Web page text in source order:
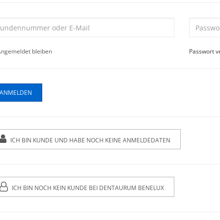
bleiben Passwort
ICH BIN KUNDE UND HABE NOCH KEINE ANMELDEDATEN
ICH BIN NOCH KEIN KUNDE BEI DENTAURUM BENELUX